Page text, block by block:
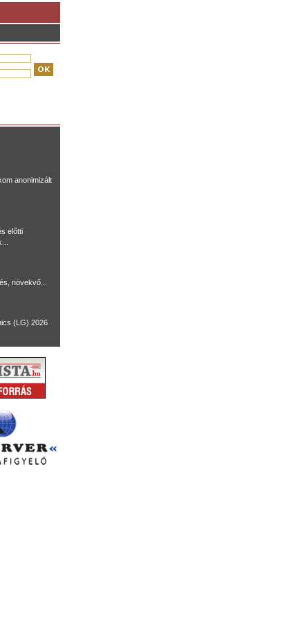
anonimizált
előtti
növekvő...
(LG) 2026